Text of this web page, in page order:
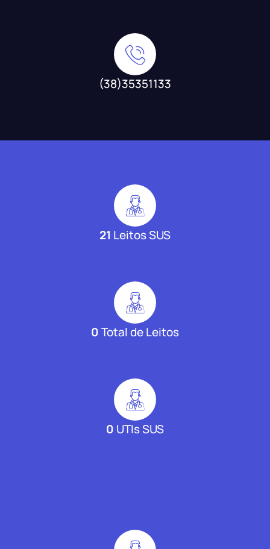
(38)35351133
21 Leitos SUS
0Total de Leitos
0 UTIs SUS